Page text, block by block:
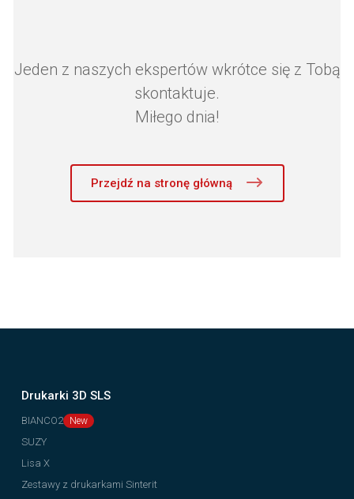
Jeden z naszych ekspertów wkrótce się z Tobą
skontaktuje.
Miłego dnia!
Przejdź na stronę główną
Drukarki 3D SLS
BIANCO2
SUZY
Lisa X
Zestawy z drukarkami Sinterit